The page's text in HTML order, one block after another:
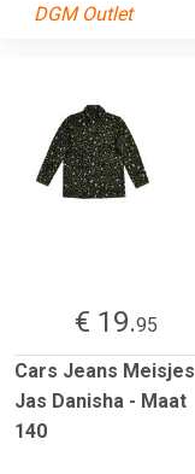
DGM Outlet
€ 19.95
Cars Jeans Meisjes
Jas Danisha - Maat
140